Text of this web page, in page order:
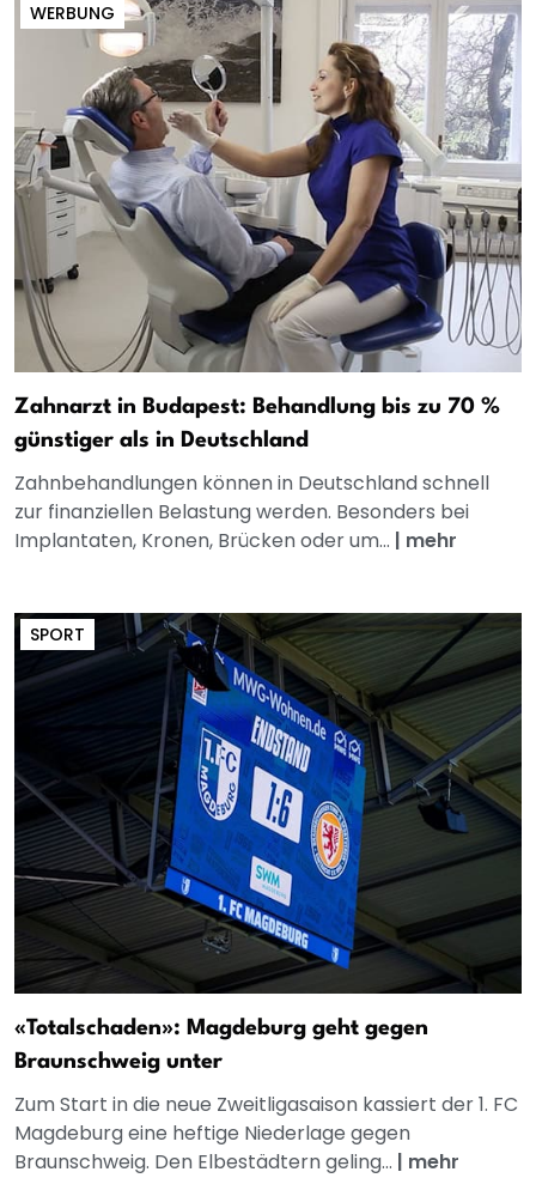
WERBUNG
Zahnarzt in Budapest: Behandlung bis zu 70 %
günstiger als in Deutschland
Zahnbehandlungen können in Deutschland schnell
zur finanziellen Belastung werden. Besonders bei
Implantaten, Kronen, Brücken oder um... | mehr
SPORT
«Totalschaden»: Magdeburg geht gegen
Braunschweig unter
Zum Start in die neue Zweitligasaison kassiert der 1. FC
Magdeburg eine heftige Niederlage gegen
Braunschweig. Den Elbestädtern geling... | mehr